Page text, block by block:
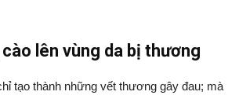
lên vùng da bị thương
tạo thành những vết thương gây đau; mà